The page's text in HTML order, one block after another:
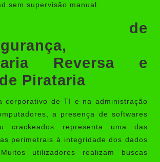
sem supervisão manual.
de
Reversa e
Pirataria
corporativo de TI e na administração
a presença de softwares
crackeados representa uma das
perimetrais à integridade dos dados
utilizadores realizam buscas